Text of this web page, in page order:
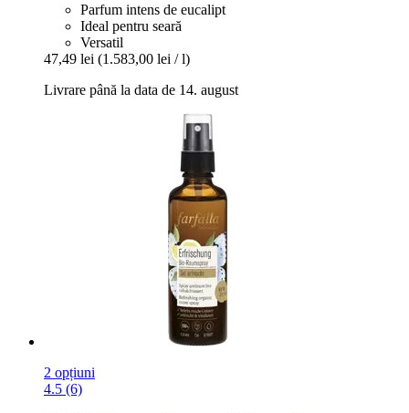
Parfum intens de eucalipt
Ideal pentru seară
Versatil
47,49 lei (1.583,00 lei / l)
Livrare până la data de 14. august
2 opțiuni
4.5 (6)